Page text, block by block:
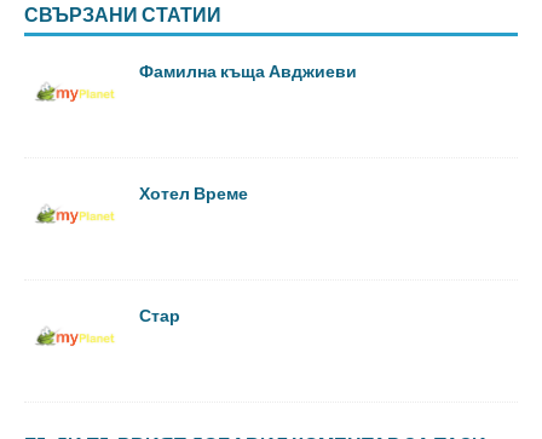
СВЪРЗАНИ СТАТИИ
Фамилна къща Авджиеви
Хотел Време
Стар